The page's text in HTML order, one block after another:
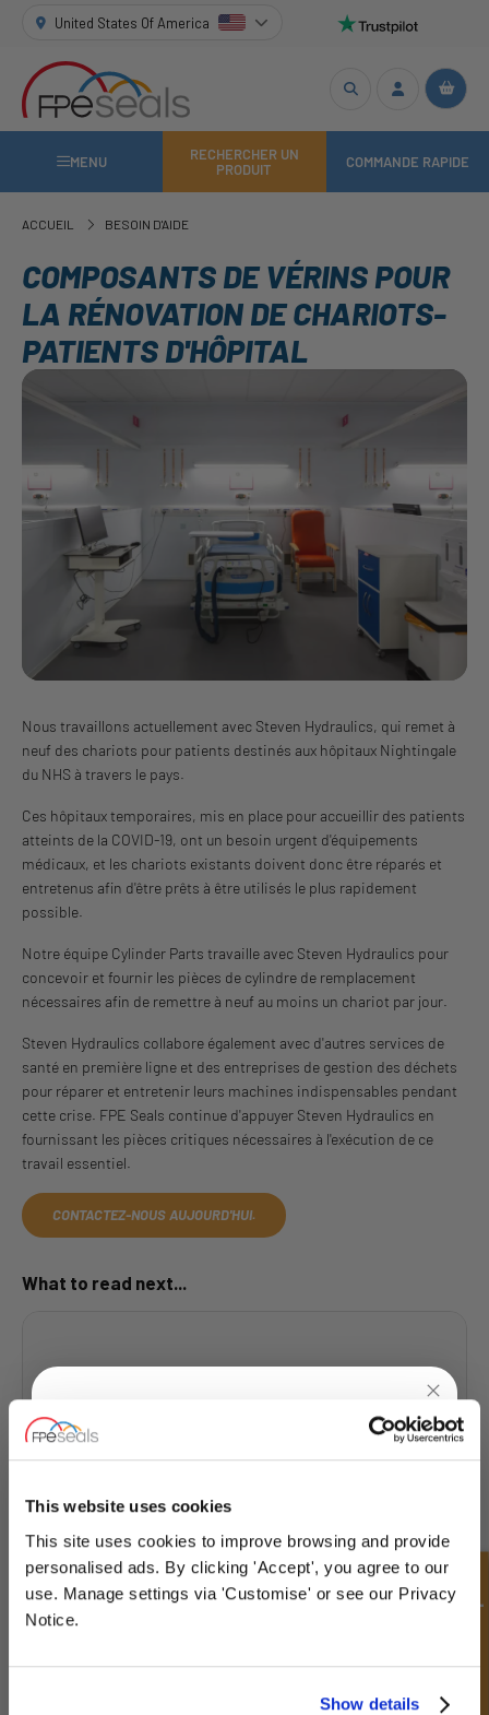
This website uses cookies
This site uses cookies to improve browsing and provide
personalised ads. By clicking 'Accept', you agree to our
use. Manage settings via 'Customise' or see our Privacy
Notice.
Show details
United States Of America
MENU
RECHERCHER UN
PRODUIT
COMMANDE RAPIDE
ACCUEIL BESOIN D'AIDE
COMPOSANTS DE VÉRINS POUR
LA RÉNOVATION DE CHARIOTS-
PATIENTS D'HÔPITAL
Nous travaillons actuellement avec Steven Hydraulics, qui remet à
neuf des chariots pour patients destinés aux hôpitaux Nightingale
du NHS à travers le pays.
Ces hôpitaux temporaires, mis en place pour accueillir des patients
atteints de la COVID-19, ont un besoin urgent d'équipements
médicaux, et les chariots existants doivent donc être réparés et
entretenus afin d'être prêts à être utilisés le plus rapidement
possible.
Notre équipe Cylinder Parts travaille avec Steven Hydraulics pour
concevoir et fournir les pièces de cylindre de remplacement
nécessaires afin de remettre à neuf au moins un chariot par jour.
Steven Hydraulics collabore également avec d'autres services de
santé en première ligne et des entreprises de gestion des déchets
pour réparer et entretenir leurs machines indispensables pendant
cette crise. FPE Seals continue d'appuyer Steven Hydraulics en
fournissant les pièces critiques nécessaires à l'exécution de ce
travail essentiel.
CONTACTEZ-NOUS AUJOURD'HUI.
What to read next...
Des joints qui résistent à la chaleur
Cliquez pour lire l'article complet
Demande rapide
UNLOCK10% OFF
YOURFIRST ORDER
Sign up for special offers and exclusive
deals